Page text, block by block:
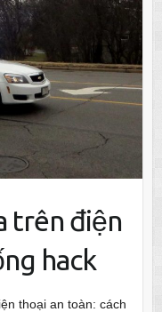
trên điện
hack
thoại an toàn: cách